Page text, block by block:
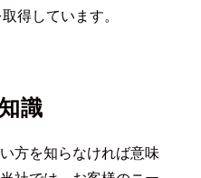
得しています。
識
方を知らなければ意味